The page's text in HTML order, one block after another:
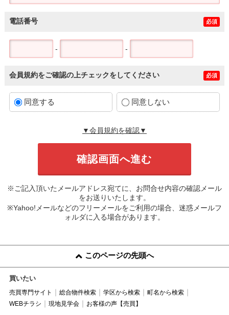
電話番号 必須
- -
会員規約をご確認の上チェックをしてください 必須
同意する 同意しない
▼会員規約を確認▼
※ご記入頂いたメールアドレス宛てに、お問合せ内容の確認メール
をお送りいたします。
※Yahoo!メールなどのフリーメールをご利用の場合、迷惑メールフ
ォルダに入る場合があります。
このページの先頭へ
買いたい
売買専門サイト 総合物件検索 学区から検索
町名から検索
WEBチラシ
現地見学会 お客様の声【売買】